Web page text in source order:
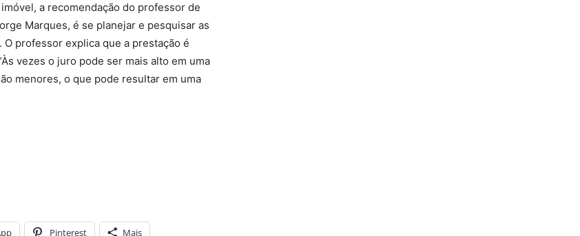
a recomendação do professor de
Marques, é se planejar e pesquisar as
professor explica que a prestação é
vezes o juro pode ser mais alto em uma
menores, o que pode resultar em uma
Pinterest Mais